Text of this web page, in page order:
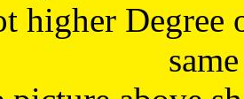
higher Degree